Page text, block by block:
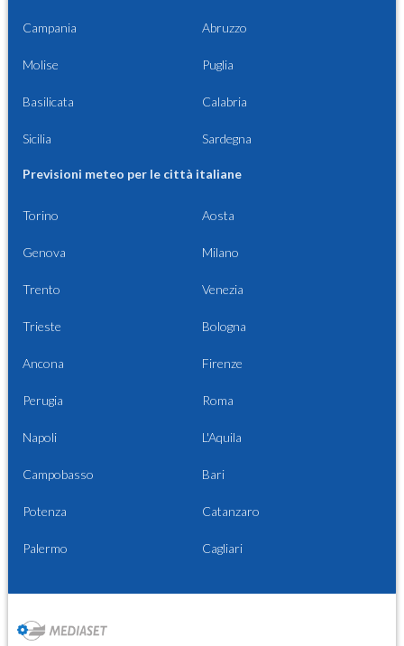
Campania Abruzzo
Molise Puglia
Basilicata Calabria
Sicilia Sardegna
Previsioni meteo per le città italiane
Torino Aosta
Genova Milano
Trento Venezia
Trieste Bologna
Ancona Firenze
Perugia Roma
Napoli L'Aquila
Campobasso Bari
Potenza Catanzaro
Palermo Cagliari